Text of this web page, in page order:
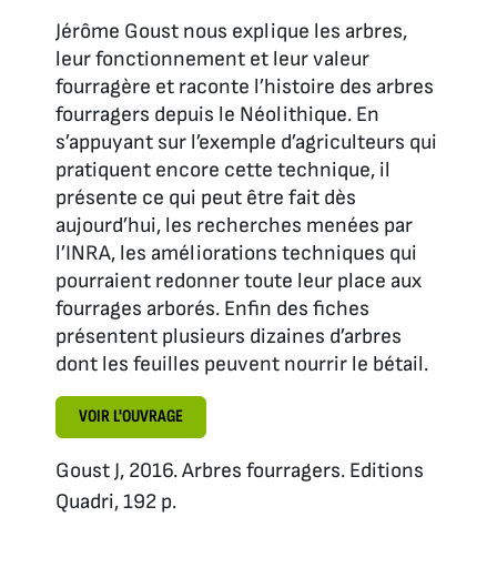
Jérôme Goust nous explique les arbres,
leur fonctionnement et leur valeur
fourragère et raconte l’histoire des arbres
fourragers depuis le Néolithique. En
s’appuyant sur l’exemple d’agriculteurs qui
pratiquent encore cette technique, il
présente ce qui peut être fait dès
aujourd’hui, les recherches menées par
l’INRA, les améliorations techniques qui
pourraient redonner toute leur place aux
fourrages arborés. Enfin des fiches
présentent plusieurs dizaines d’arbres
dont les feuilles peuvent nourrir le bétail.
VOIR L'OUVRAGE
Goust J, 2016. Arbres fourragers. Editions
Quadri, 192 p.